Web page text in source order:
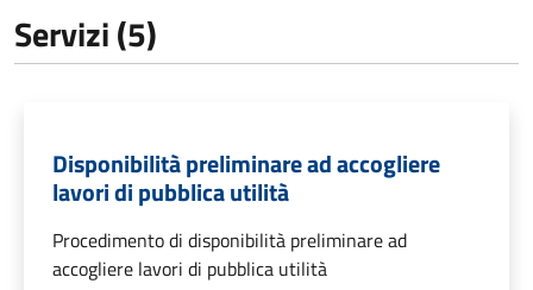
Servizi (5)
Disponibilità preliminare ad accogliere
lavori di pubblica utilità
Procedimento di disponibilità preliminare ad
accogliere lavori di pubblica utilità